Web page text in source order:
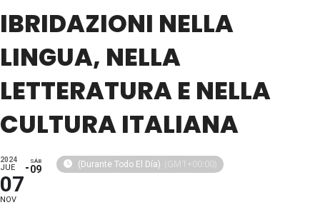
IBRIDAZIONI NELLA
LINGUA, NELLA
LETTERATURA E NELLA
CULTURA ITALIANA
2024
JUE
07
NOV
SÁB
09 (Durante Todo El Día) (GMT+00:00)